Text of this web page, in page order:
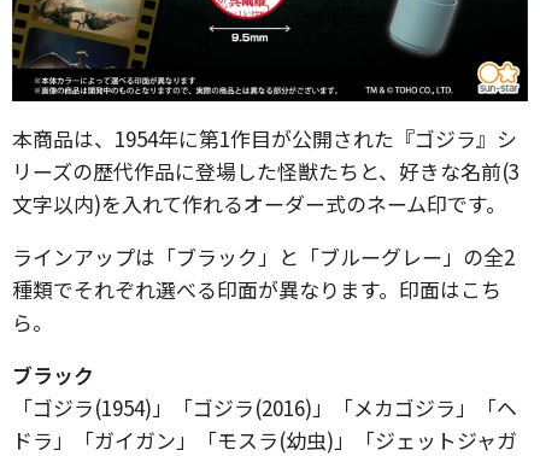
本商品は、1954年に第1作目が公開された『ゴジラ』シ
リーズの歴代作品に登場した怪獣たちと、好きな名前(3
文字以内)を入れて作れるオーダー式のネーム印です。
ラインアップは「ブラック」と「ブルーグレー」の全2
種類でそれぞれ選べる印面が異なります。印面はこち
ら。
ブラック
「ゴジラ(1954)」「ゴジラ(2016)」「メカゴジラ」「ヘ
ドラ」「ガイガン」「モスラ(幼虫)」「ジェットジャガ